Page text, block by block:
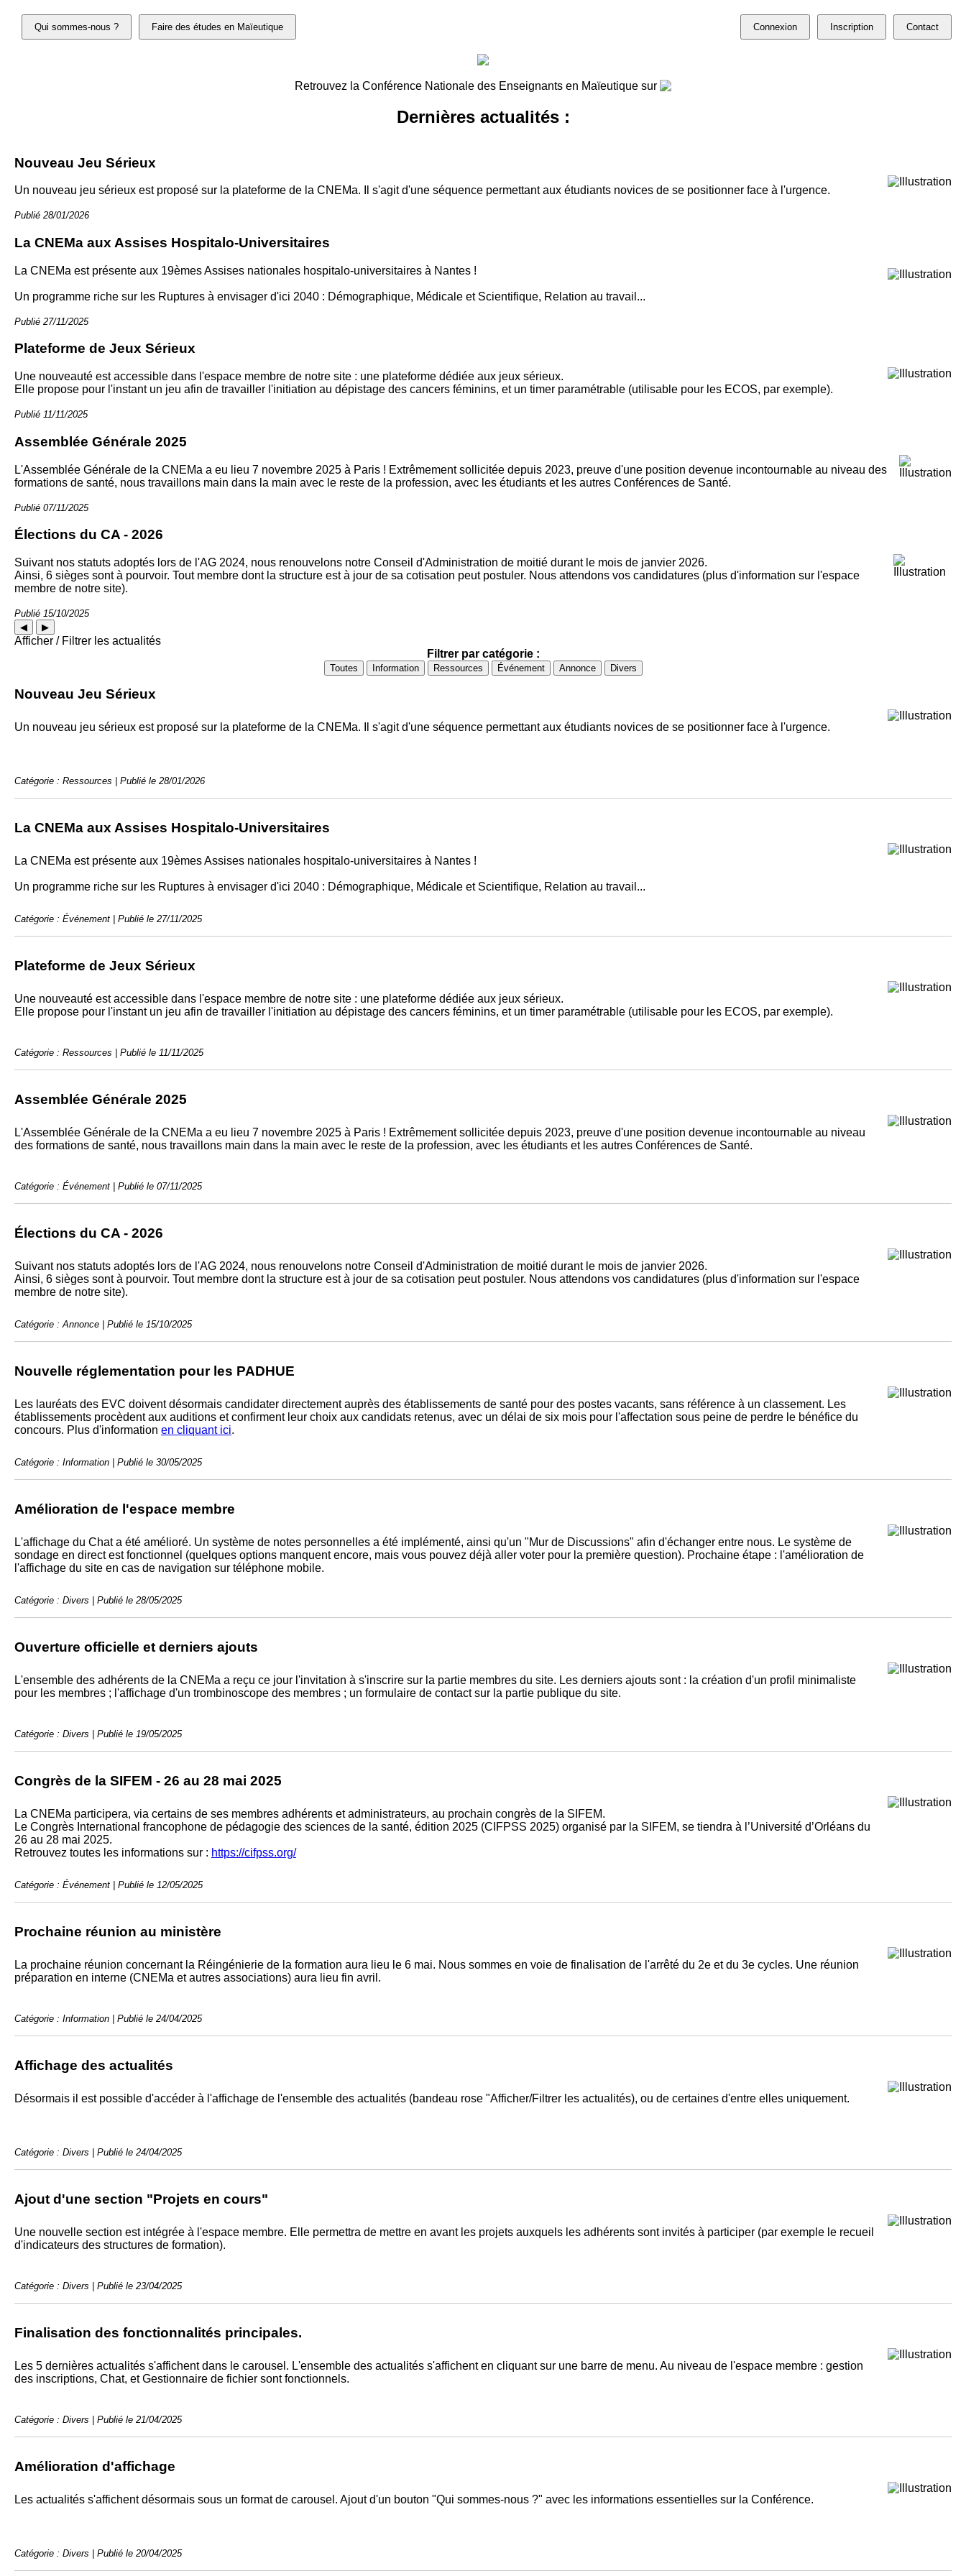
Qui sommes-nous ? Faire des études en Maïeutique Connexion Inscription Contact
Retrouvez la Conférence Nationale des Enseignants en Maïeutique sur
Dernières actualités :
Nouveau Jeu Sérieux
Un nouveau jeu sérieux est proposé sur la plateforme de la CNEMa. Il s'agit d'une séquence permettant aux étudiants novices de se positionner face à l'urgence.
Publié 28/01/2026
La CNEMa aux Assises Hospitalo-Universitaires
La CNEMa est présente aux 19èmes Assises nationales hospitalo-universitaires à Nantes !
Un programme riche sur les Ruptures à envisager d'ici 2040 : Démographique, Médicale et Scientifique, Relation au travail...
Publié 27/11/2025
Plateforme de Jeux Sérieux
Une nouveauté est accessible dans l'espace membre de notre site : une plateforme dédiée aux jeux sérieux.
Elle propose pour l'instant un jeu afin de travailler l'initiation au dépistage des cancers féminins, et un timer paramétrable (utilisable pour les ECOS, par exemple).
Publié 11/11/2025
Assemblée Générale 2025
L'Assemblée Générale de la CNEMa a eu lieu 7 novembre 2025 à Paris ! Extrêmement sollicitée depuis 2023, preuve d'une position devenue incontournable au niveau des
formations de santé, nous travaillons main dans la main avec le reste de la profession, avec les étudiants et les autres Conférences de Santé.
Publié 07/11/2025
Élections du CA - 2026
Suivant nos statuts adoptés lors de l'AG 2024, nous renouvelons notre Conseil d'Administration de moitié durant le mois de janvier 2026.
Ainsi, 6 sièges sont à pourvoir. Tout membre dont la structure est à jour de sa cotisation peut postuler. Nous attendons vos candidatures (plus d'information sur l'espace
membre de notre site).
Publié 15/10/2025
◀
▶
Afficher / Filtrer les actualités
Filtrer par catégorie :
Toutes Information Ressources Événement Annonce Divers
Nouveau Jeu Sérieux
Un nouveau jeu sérieux est proposé sur la plateforme de la CNEMa. Il s'agit d'une séquence permettant aux étudiants novices de se positionner face à l'urgence.
Catégorie : Ressources | Publié le 28/01/2026
La CNEMa aux Assises Hospitalo-Universitaires
La CNEMa est présente aux 19èmes Assises nationales hospitalo-universitaires à Nantes !
Un programme riche sur les Ruptures à envisager d'ici 2040 : Démographique, Médicale et Scientifique, Relation au travail...
Catégorie : Événement | Publié le 27/11/2025
Plateforme de Jeux Sérieux
Une nouveauté est accessible dans l'espace membre de notre site : une plateforme dédiée aux jeux sérieux.
Elle propose pour l'instant un jeu afin de travailler l'initiation au dépistage des cancers féminins, et un timer paramétrable (utilisable pour les ECOS, par exemple).
Catégorie : Ressources | Publié le 11/11/2025
Assemblée Générale 2025
L'Assemblée Générale de la CNEMa a eu lieu 7 novembre 2025 à Paris ! Extrêmement sollicitée depuis 2023, preuve d'une position devenue incontournable au niveau
des formations de santé, nous travaillons main dans la main avec le reste de la profession, avec les étudiants et les autres Conférences de Santé.
Catégorie : Événement | Publié le 07/11/2025
Élections du CA - 2026
Suivant nos statuts adoptés lors de l'AG 2024, nous renouvelons notre Conseil d'Administration de moitié durant le mois de janvier 2026.
Ainsi, 6 sièges sont à pourvoir. Tout membre dont la structure est à jour de sa cotisation peut postuler. Nous attendons vos candidatures (plus d'information sur l'espace
membre de notre site).
Catégorie : Annonce | Publié le 15/10/2025
Nouvelle réglementation pour les PADHUE
Les lauréats des EVC doivent désormais candidater directement auprès des établissements de santé pour des postes vacants, sans référence à un classement. Les
établissements procèdent aux auditions et confirment leur choix aux candidats retenus, avec un délai de six mois pour l'affectation sous peine de perdre le bénéfice du
concours. Plus d'information en cliquant ici.
Catégorie : Information | Publié le 30/05/2025
Amélioration de l'espace membre
L'affichage du Chat a été amélioré. Un système de notes personnelles a été implémenté, ainsi qu'un "Mur de Discussions" afin d'échanger entre nous. Le système de
sondage en direct est fonctionnel (quelques options manquent encore, mais vous pouvez déjà aller voter pour la première question). Prochaine étape : l'amélioration de
l'affichage du site en cas de navigation sur téléphone mobile.
Catégorie : Divers | Publié le 28/05/2025
Ouverture officielle et derniers ajouts
L'ensemble des adhérents de la CNEMa a reçu ce jour l'invitation à s'inscrire sur la partie membres du site. Les derniers ajouts sont : la création d'un profil minimaliste
pour les membres ; l'affichage d'un trombinoscope des membres ; un formulaire de contact sur la partie publique du site.
Catégorie : Divers | Publié le 19/05/2025
Congrès de la SIFEM - 26 au 28 mai 2025
La CNEMa participera, via certains de ses membres adhérents et administrateurs, au prochain congrès de la SIFEM.
Le Congrès International francophone de pédagogie des sciences de la santé, édition 2025 (CIFPSS 2025) organisé par la SIFEM, se tiendra à l’Université d’Orléans du
26 au 28 mai 2025.
Retrouvez toutes les informations sur : https://cifpss.org/
Catégorie : Événement | Publié le 12/05/2025
Prochaine réunion au ministère
La prochaine réunion concernant la Réingénierie de la formation aura lieu le 6 mai. Nous sommes en voie de finalisation de l'arrêté du 2e et du 3e cycles. Une réunion
préparation en interne (CNEMa et autres associations) aura lieu fin avril.
Catégorie : Information | Publié le 24/04/2025
Affichage des actualités
Désormais il est possible d'accéder à l'affichage de l'ensemble des actualités (bandeau rose "Afficher/Filtrer les actualités), ou de certaines d'entre elles uniquement.
Catégorie : Divers | Publié le 24/04/2025
Ajout d'une section "Projets en cours"
Une nouvelle section est intégrée à l'espace membre. Elle permettra de mettre en avant les projets auxquels les adhérents sont invités à participer (par exemple le recueil
d'indicateurs des structures de formation).
Catégorie : Divers | Publié le 23/04/2025
Finalisation des fonctionnalités principales.
Les 5 dernières actualités s'affichent dans le carousel. L'ensemble des actualités s'affichent en cliquant sur une barre de menu. Au niveau de l'espace membre : gestion
des inscriptions, Chat, et Gestionnaire de fichier sont fonctionnels.
Catégorie : Divers | Publié le 21/04/2025
Amélioration d'affichage
Les actualités s'affichent désormais sous un format de carousel. Ajout d'un bouton "Qui sommes-nous ?" avec les informations essentielles sur la Conférence.
Catégorie : Divers | Publié le 20/04/2025